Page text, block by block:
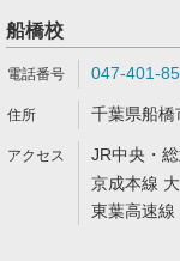
船橋校
047-401-
千葉県船
JR中央・
京成本線
東葉高速